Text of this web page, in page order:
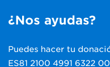
¿Nos ayudas?
Puedes hacer tu
ES81 2100 4991 6322